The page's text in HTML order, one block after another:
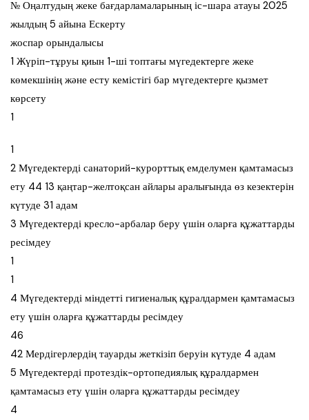
№ Оңалтудың жеке бағдарламаларының іс-шара атауы 2025
жылдың 5 айына Ескерту
жоспар орындалысы
1 Жүріп-тұруы қиын 1-ші топтағы мүгедектерге жеке
көмекшінің және есту кемістігі бар мүгедектерге қызмет
көрсету
1
1
2 Мүгедектерді санаторий-курорттық емделумен қамтамасыз
ету 44 13 қаңтар-желтоқсан айлары аралығында өз кезектерін
күтуде 31 адам
3 Мүгедектерді кресло-арбалар беру үшін оларға құжаттарды
ресімдеу
1
1
4 Мүгедектерді міндетті гигиеналық құралдармен қамтамасыз
ету үшін оларға құжаттарды ресімдеу
46
42 Мердігерлердің тауарды жеткізіп беруін күтуде 4 адам
5 Мүгедектерді протездік-ортопедиялық құралдармен
қамтамасыз ету үшін оларға құжаттарды ресімдеу
4